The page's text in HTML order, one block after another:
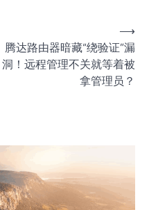
腾达路由器暗藏“绕验证”漏
洞！远程管理不关就等着被
拿管理员？
⟶